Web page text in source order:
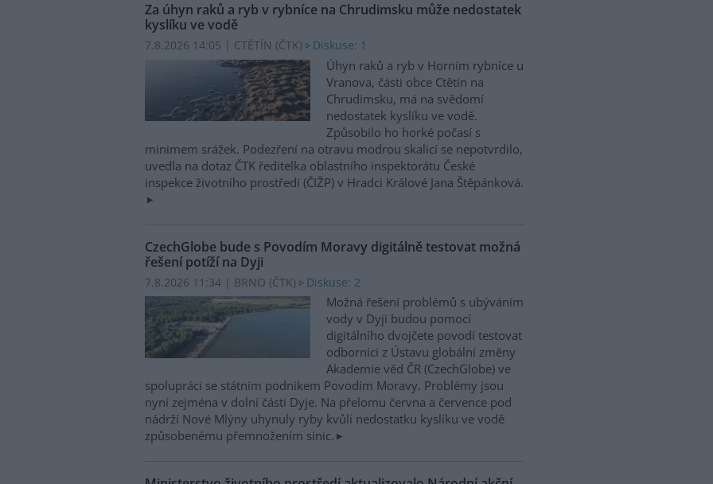
Za úhyn raků a ryb v rybníce na Chrudimsku může nedostatek
kyslíku ve vodě
7.8.2026 14:05 | CTĚTÍN (ČTK) Diskuse: 1
Úhyn raků a ryb v Horním rybníce u
Vranova, části obce Ctětín na
Chrudimsku, má na svědomí
nedostatek kyslíku ve vodě.
Způsobilo ho horké počasí s
minimem srážek. Podezření na otravu modrou skalicí se nepotvrdilo,
uvedla na dotaz ČTK ředitelka oblastního inspektorátu České
inspekce životního prostředí (ČIŽP) v Hradci Králové Jana Štěpánková.
CzechGlobe bude s Povodím Moravy digitálně testovat možná
řešení potíží na Dyji
7.8.2026 11:34 | BRNO (ČTK) Diskuse: 2
Možná řešení problémů s ubýváním
vody v Dyji budou pomocí
digitálního dvojčete povodí testovat
odborníci z Ústavu globální změny
Akademie věd ČR (CzechGlobe) ve
spolupráci se státním podnikem Povodím Moravy. Problémy jsou
nyní zejména v dolní části Dyje. Na přelomu června a července pod
nádrží Nové Mlýny uhynuly ryby kvůli nedostatku kyslíku ve vodě
způsobenému přemnožením sinic.